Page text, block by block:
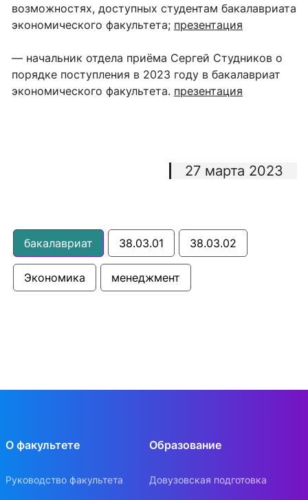
возможностях, доступных студентам бакалавриата
экономического факультета; презентация
— начальник отдела приёма Сергей Студников о
порядке поступления в 2023 году в бакалавриат
экономического факультета. презентация
27 марта 2023
бакалавриат 38.03.01 38.03.02
Экономика менеджмент
О факультете
Руководство факультета
Образование
Довузовская подготовка